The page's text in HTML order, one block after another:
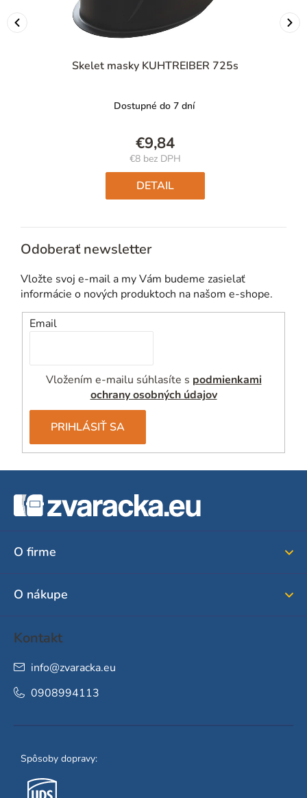
Skelet masky KUHTREIBER 725s
Dostupné do 7 dní
€9,84
€8 bez DPH
Jednotková
cena:
DETAIL
Odoberať newsletter
Vložte svoj e-mail a my Vám budeme zasielať
informácie o nových produktoch na našom e-shope.
Email
Vložením e-mailu súhlasíte s podmienkami
ochrany osobných údajov
PRIHLÁSIŤ SA
O firme
O nákupe
Kontakt
info@zvaracka.eu
0908994113
Spôsoby dopravy: